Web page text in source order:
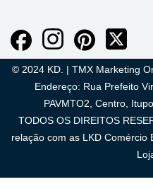
© 2024 KD. | TMX Marketing
Endereço: Rua Prefeito
PAVMTO2, Centro,
TODOS OS DIREITOS
relação com as LKD Comércio